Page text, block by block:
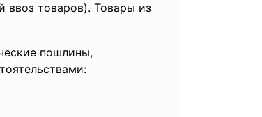
товаров). Товары из
пошлины,